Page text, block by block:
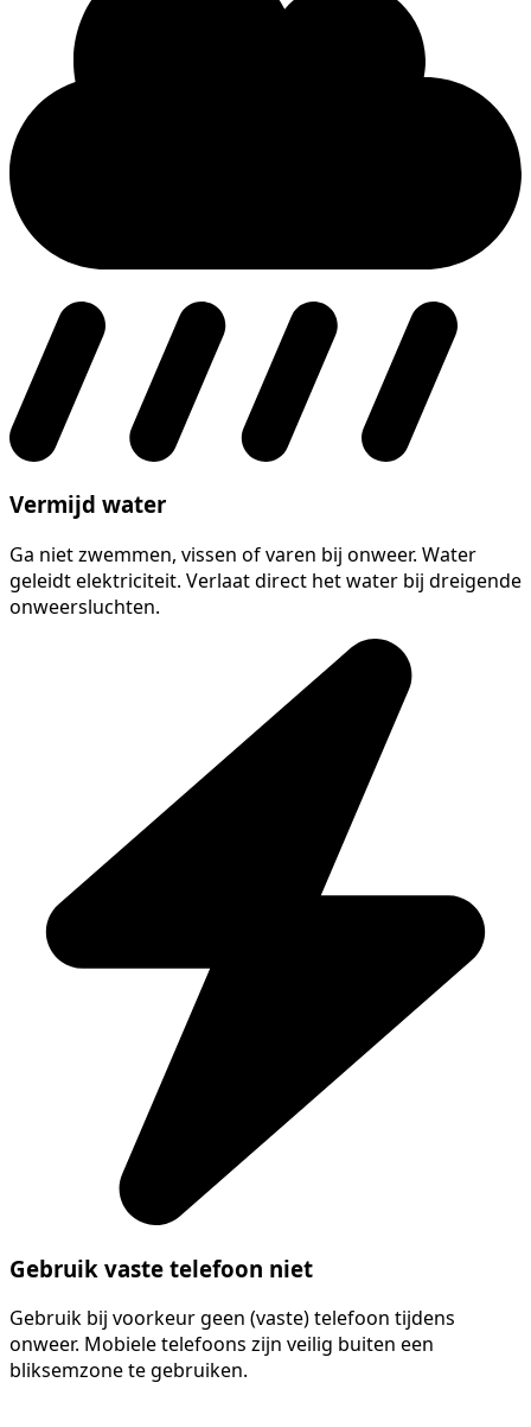
Vermijd water
Ga niet zwemmen, vissen of varen bij onweer. Water
geleidt elektriciteit. Verlaat direct het water bij dreigende
onweersluchten.
Gebruik vaste telefoon niet
Gebruik bij voorkeur geen (vaste) telefoon tijdens
onweer. Mobiele telefoons zijn veilig buiten een
bliksemzone te gebruiken.